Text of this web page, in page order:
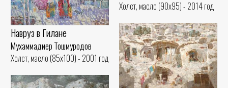
Холст, масло (90x95) - 2014 год
Навруз в Гилане
Мухаммадиер Тошмуродов
Холст, масло (85x100) - 2001 год